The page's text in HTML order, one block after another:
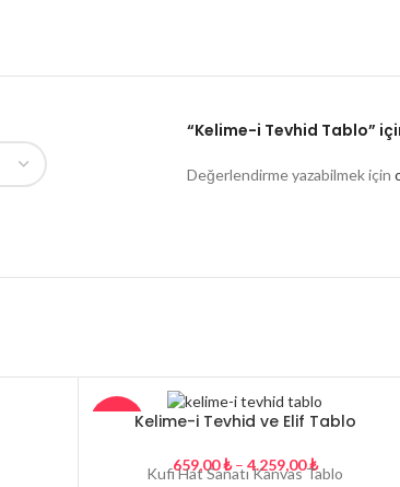
“Kelime-i Tevhid Tablo”
Değerlendirme yazabilmek için
Kelime-i Tevhid ve Elif Tablo
659,00₺ – 4.259,00₺
Kufi Hat Sanatı Kanvas Tablo